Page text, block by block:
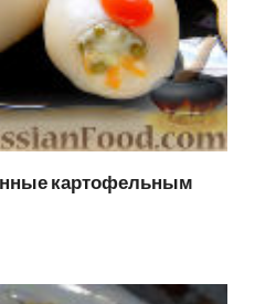
картофельным